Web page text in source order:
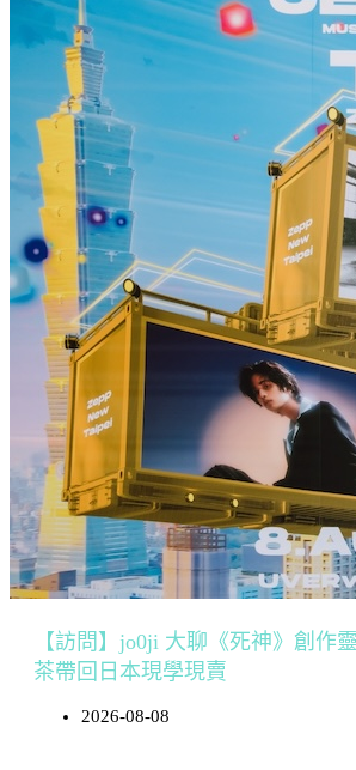
【訪問】jo0ji 大聊《死神》創作
茶帶回日本現學現賣
2026-08-08